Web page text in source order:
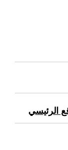
الرئيسي